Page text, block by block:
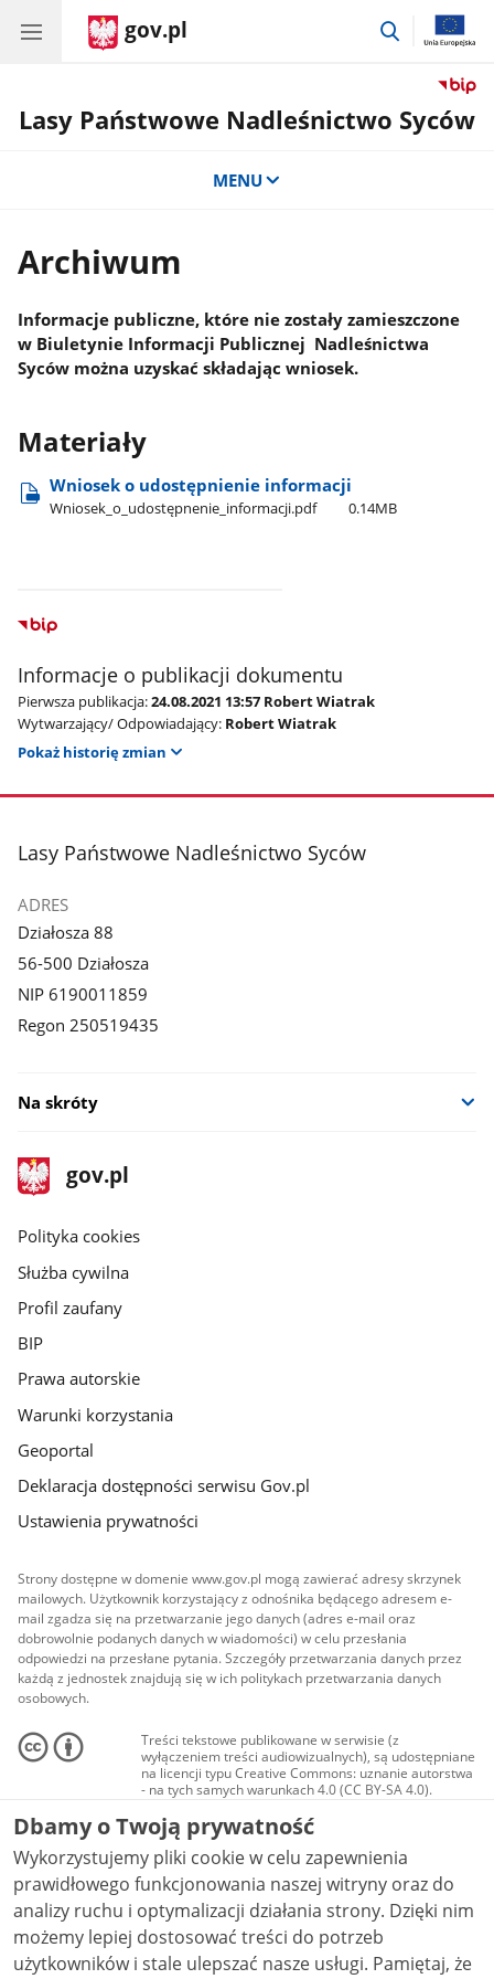
gov.pl
przejdź
Lasy Państwowe Nadleśnictwo Syców
MENU
Archiwum
Informacje publiczne, które nie zostały zamieszczone
w Biuletynie Informacji Publicznej Nadleśnictwa
Syców można uzyskać składając wniosek.
Materiały
Wniosek o udostępnienie informacji
Wniosek​_o​_udostępnenie​_informacji.pdf 0.14MB
Informacje o publikacji dokumentu
Pierwsza publikacja:24.08.2021 13:57 Robert Wiatrak
Wytwarzający/ Odpowiadający: Robert Wiatrak
Pokaż historię zmian
stopka
Lasy Państwowe Nadleśnictwo Syców
ADRES
Działosza 88
56-500 Działosza
NIP 6190011859
Regon 250519435
Na skróty
stopka
gov.pl
Strona
gov.pl
gov.pl
Polityka cookies
Służba cywilna
Profil zaufany
BIP
Prawa autorskie
Warunki korzystania
Geoportal
Deklaracja dostępności serwisu Gov.pl
Ustawienia prywatności
Strony dostępne w domenie www.gov.pl mogą zawierać adresy skrzynek
mailowych. Użytkownik korzystający z odnośnika będącego adresem e-
mail zgadza się na przetwarzanie jego danych (adres e-mail oraz
dobrowolnie podanych danych w wiadomości) w celu przesłania
odpowiedzi na przesłane pytania. Szczegóły przetwarzania danych przez
każdą z jednostek znajdują się w ich politykach przetwarzania danych
osobowych.
Treści tekstowe publikowane w serwisie (z
wyłączeniem treści audiowizualnych), są udostępniane
na licencji typu Creative Commons: uznanie autorstwa
- na tych samych warunkach 4.0 (CC BY-SA 4.0).
Materiały audiowizualne, w tym zdjęcia, materiały
audio i wideo, są udostępniane na licencji typu
Creative Commons: uznanie autorstwa użycie
niekomercyjne - bez utworów zależnych 4.0 (CC BY-
NC-ND 4.0), o ile nie jest to stwierdzone inaczej.
Dbamy o Twoją prywatność
Wykorzystujemy pliki cookie w celu zapewnienia
prawidłowego funkcjonowania naszej witryny oraz do
analizy ruchu i optymalizacji działania strony. Dzięki nim
możemy lepiej dostosować treści do potrzeb
użytkowników i stale ulepszać nasze usługi. Pamiętaj, że